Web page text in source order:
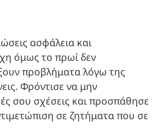
ασφάλεια και
όμως το πρωί δεν
προβλήματα λόγω της
Φρόντισε να μην
σου σχέσεις και προσπάθησε
σε ζητήματα που σε